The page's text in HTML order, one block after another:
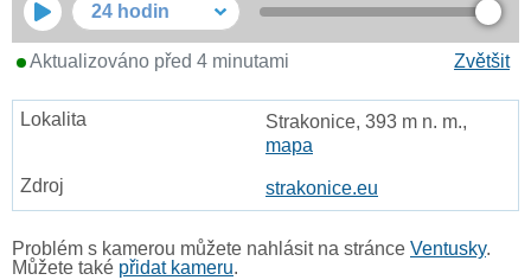
24 hodin
Zvětšit
Aktualizováno před 4 minutami
Strakonice, 393 m n. m.,
mapa
strakonice.eu
Problém s kamerou můžete nahlásit na stránce Ventusky.
Můžete také přidat kameru.